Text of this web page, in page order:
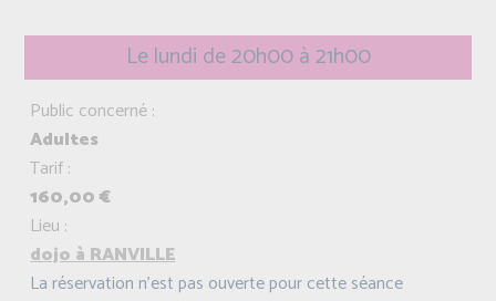
Le lundi de 20h00 à 21h00
Public concerné :
Adultes
Tarif :
160,00 €
Lieu :
dojo à RANVILLE
La réservation n'est pas ouverte pour cette séance